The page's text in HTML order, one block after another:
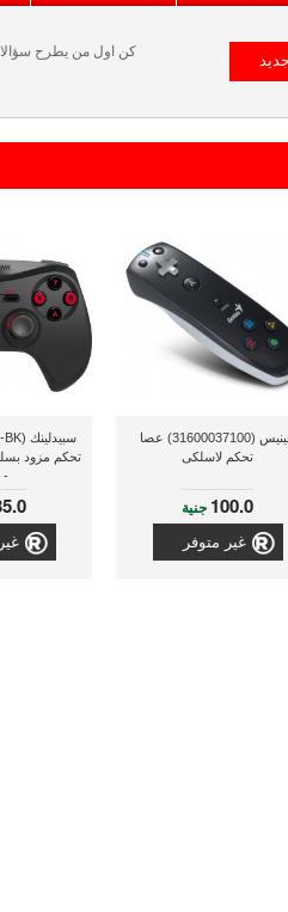
كن اول من يطرح سؤالا
جينيس (31600037100) عصا
تحكم لاسلكى
100.0 جنية
غير متوفر
تحكم مزود
-